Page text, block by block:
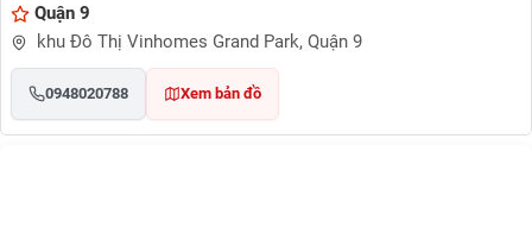
Quận 9
khu Đô Thị Vinhomes Grand Park, Quận 9
0948020788 Xem bản đồ